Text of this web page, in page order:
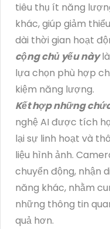
tiêu thụ ít năng
khác, giúp giảm
dài thời gian hoạt
cộng chủ yếu này
lựa chọn phù hợp
kiệm năng lượng.
Kết hợp những
nghệ AI được tích
lại sự linh hoạt và
liệu hình ảnh.
chuyển động, nhận
năng khác, nhằm
những thông tin
quả hơn.